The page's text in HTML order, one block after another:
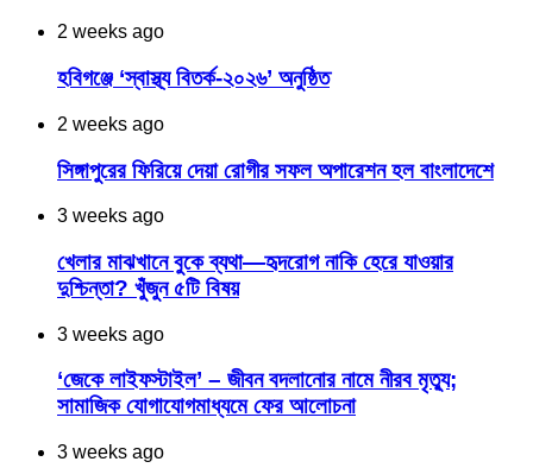
2 weeks ago
হবিগঞ্জে ‘স্বাস্থ্য বিতর্ক-২০২৬’ অনুষ্ঠিত
2 weeks ago
সিঙ্গাপুরের ফিরিয়ে দেয়া রোগীর সফল অপারেশন হল বাংলাদেশে
3 weeks ago
খেলার মাঝখানে বুকে ব্যথা—হৃদরোগ নাকি হেরে যাওয়ার
দুশ্চিন্তা? খুঁজুন ৫টি বিষয়
3 weeks ago
‘জেকে লাইফস্টাইল’ – জীবন বদলানোর নামে নীরব মৃত্যু;
সামাজিক যোগাযোগমাধ্যমে ফের আলোচনা
3 weeks ago